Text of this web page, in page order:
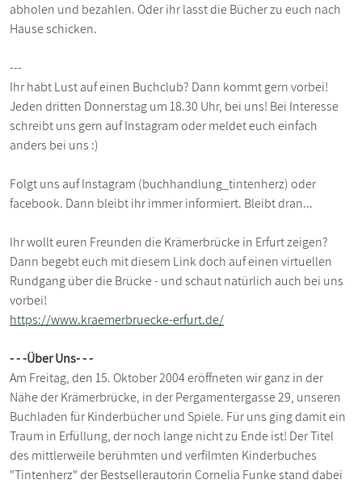
abholen und bezahlen. Oder ihr lasst die Bücher zu euch nach
Hause schicken.
---
Ihr habt Lust auf einen Buchclub? Dann kommt gern vorbei!
Jeden dritten Donnerstag um 18.30 Uhr, bei uns! Bei Interesse
schreibt uns gern auf Instagram oder meldet euch einfach
anders bei uns :)
Folgt uns auf Instagram (buchhandlung_tintenherz) oder
facebook. Dann bleibt ihr immer informiert. Bleibt dran...
Ihr wollt euren Freunden die Krämerbrücke in Erfurt zeigen?
Dann begebt euch mit diesem Link doch auf einen virtuellen
Rundgang über die Brücke - und schaut natürlich auch bei uns
vorbei!
https://www.kraemerbruecke-erfurt.de/
- - -Über Uns- - -
Am Freitag, den 15. Oktober 2004 eröffneten wir ganz in der
Nähe der Krämerbrücke, in der Pergamentergasse 29, unseren
Buchladen für Kinderbücher und Spiele. Für uns ging damit ein
Traum in Erfüllung, der noch lange nicht zu Ende ist! Der Titel
des mittlerweile berühmten und verfilmten Kinderbuches
"Tintenherz" der Bestsellerautorin Cornelia Funke stand dabei